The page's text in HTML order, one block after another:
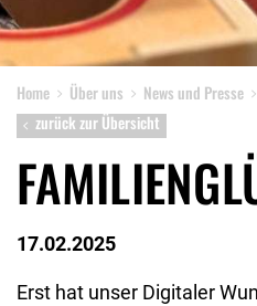
Home Über uns News und Presse
zurück zur Übersicht
17.02.2025
Erst hat unser Digitaler